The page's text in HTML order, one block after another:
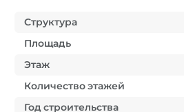
Структура
Площадь
Этаж
Количество этажей
Год строительства